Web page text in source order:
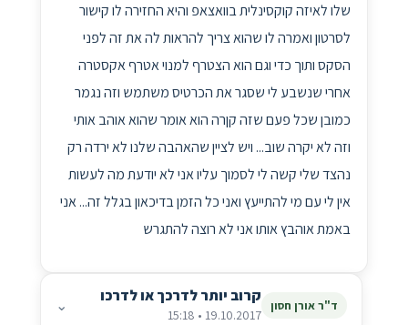
שלו לאיזה קוקסינלית בוואצאפ והיא החזירה לו קישור
לסרטון ואמרה לו שהוא צריך להראות לה את זה לפני
הסקס ותוך כדי וגם הוא הצטרף למנוי אטרף אקסטרה
אחרי שנשבע לי שסגר את הכרטיס משתמש וזה נגמר
כמובן שכל פעם שזה קןרה הוא אומר שהוא אוהב אותי
וזה לא יקרה שוב... ויש לציין שהאהבה שלנו לא ירדה רק
נהצד שלי קשה לי לסמוך עליו אני לא יודעת מה לעשות
אין לי עם מי להתייעץ ואני כל הזמן בדיכאון בגלל זה... אני
באמת אוהבץ אותו אני לא רוצה להתגרש
ד"ר אורן חסון קרוב יותר לדרכך או לדרכו
19.10.2017 • 15:18
⌄